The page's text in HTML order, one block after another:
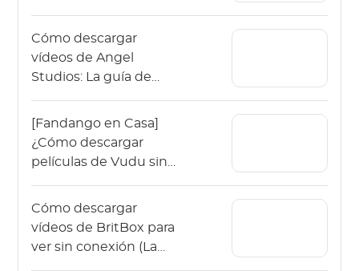
Cómo descargar
vídeos de Angel
Studios: La guía de
[Fandango en Casa]
¿Cómo descargar
películas de Vudu sin
Cómo descargar
vídeos de BritBox para
ver sin conexión (La